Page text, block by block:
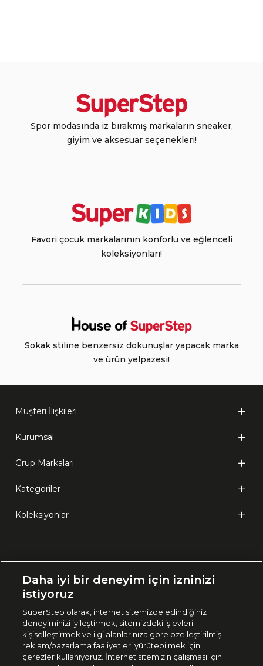
Spor modasında iz bırakmış markaların sneaker,
giyim ve aksesuar seçenekleri!
Favori çocuk markalarının konforlu ve eğlenceli
koleksiyonları!
Sokak stiline benzersiz dokunuşlar yapacak marka
ve ürün yelpazesi!
Müşteri İlişkileri
Kurumsal
Grup Markaları
Kategoriler
Koleksiyonlar
🇹🇷 Türkiye
444 37 36
Daha iyi bir deneyim için izninizi
istiyoruz
SuperStep olarak, internet sitemizde edindiğiniz
deneyiminizi iyileştirmek, sitemizdeki işlevleri
kişiselleştirmek ve ilgi alanlarınıza göre özelleştirilmiş
reklam/pazarlama faaliyetleri yürütebilmek için
çerezler kullanıyoruz. İnternet sitemizin çalışması için